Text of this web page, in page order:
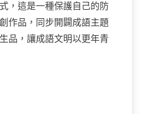
，這是一種保護自己的防
作品，同步開闢成語主題
品，讓成語文明以更年青